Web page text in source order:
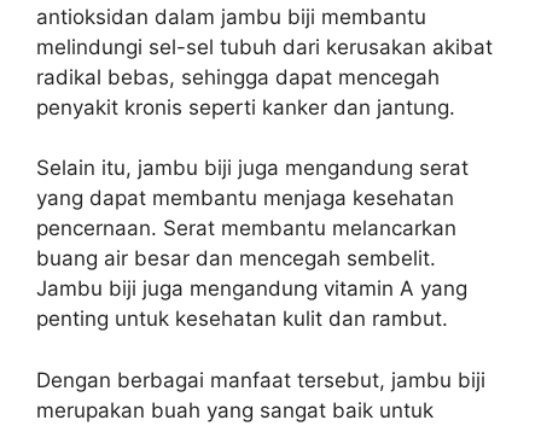
antioksidan dalam jambu biji membantu
melindungi sel-sel tubuh dari kerusakan akibat
radikal bebas, sehingga dapat mencegah
penyakit kronis seperti kanker dan jantung.
Selain itu, jambu biji juga mengandung serat
yang dapat membantu menjaga kesehatan
pencernaan. Serat membantu melancarkan
buang air besar dan mencegah sembelit.
Jambu biji juga mengandung vitamin A yang
penting untuk kesehatan kulit dan rambut.
Dengan berbagai manfaat tersebut, jambu biji
merupakan buah yang sangat baik untuk